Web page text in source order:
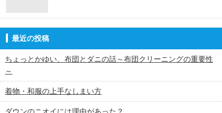
最近の投稿
ちょっとかゆい、布団とダニの話～布団クリーニングの重要性
～
着物・和服の上手なしまい方